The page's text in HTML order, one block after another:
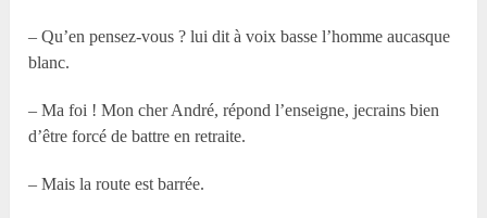
– Qu’en pensez-vous ? lui dit à voix basse l’homme aucasque
blanc.
– Ma foi ! Mon cher André, répond l’enseigne, jecrains bien
d’être forcé de battre en retraite.
– Mais la route est barrée.